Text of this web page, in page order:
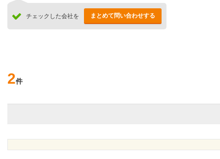
チェックした会社を まとめて問い合わせする
2件